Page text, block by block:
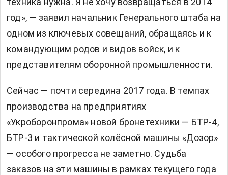
год», — заявил начальник Генерального штаба на
одном из ключевых совещаний, обращаясь и к
командующим родов и видов войск, и к
представителям оборонной промышленности.
Сейчас — почти середина 2017 года. В темпах
производства на предприятиях
«Укроборонпрома» новой бронетехники — БТР-4,
БТР-3 и тактической колёсной машины «Дозор»
— особого прогресса не заметно. Cудьба
заказов на эти машины в рамках текущего года